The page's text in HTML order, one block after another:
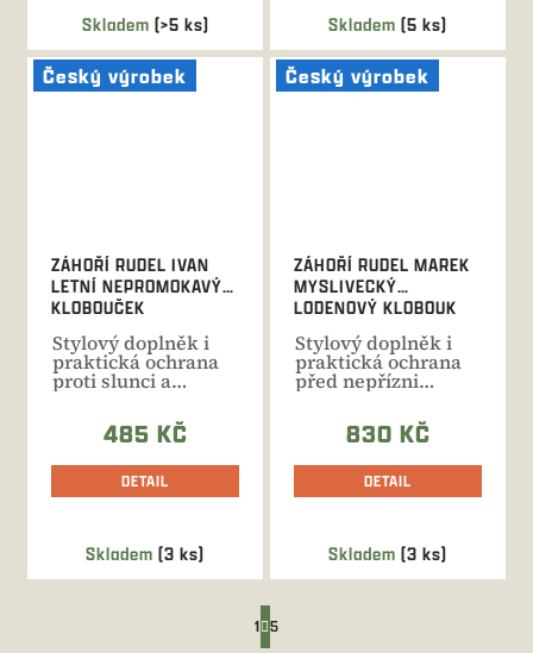
Skladem (>5 ks) Skladem (5 ks)
Český výrobek
Skladem (3 ks)
ZÁHOŘÍ RUDEL IVAN
LETNÍ NEPROMOKAVÝ
KLOBOUČEK
Stylový doplněk i
praktická ochrana
proti slunci a
nepřízni počasí od
jara až...485 KČ
DETAIL
Český výrobek
Skladem (3 ks)
ZÁHOŘÍ RUDEL MAREK
MYSLIVECKÝ
LODENOVÝ KLOBOUK
Stylový doplněk i
praktická ochrana
před nepřízni
počasí. Hřejivý
830 KČ
DETAIL
S
t
1 5